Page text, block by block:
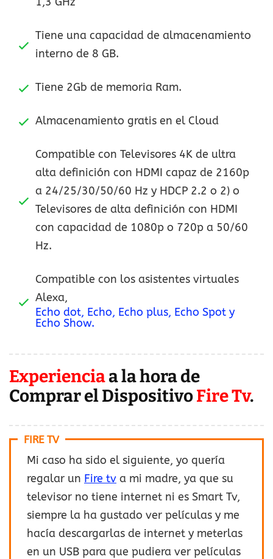
Tiene una capacidad de almacenamiento
interno de 8 GB.
Tiene 2Gb de memoria Ram.
Almacenamiento gratis en el Cloud
Compatible con Televisores 4K de ultra
alta definición con HDMI capaz de 2160p
a 24/25/30/50/60 Hz y HDCP 2.2 o 2) o
Televisores de alta definición con HDMI
con capacidad de 1080p o 720p a 50/60
Hz.
Compatible con los asistentes virtuales
Alexa,
Echo dot, Echo, Echo plus, Echo Spot y
Echo Show.
Experienciaa la hora de
Comprar el DispositivoFire Tv.
FIRE TV
Mi caso ha sido el siguiente, yo quería
regalar un Fire tv a mi madre, ya que su
televisor no tiene internet ni es Smart Tv,
siempre la ha gustado ver películas y me
hacía descargarlas de internet y meterlas
en un USB para que pudiera ver películas